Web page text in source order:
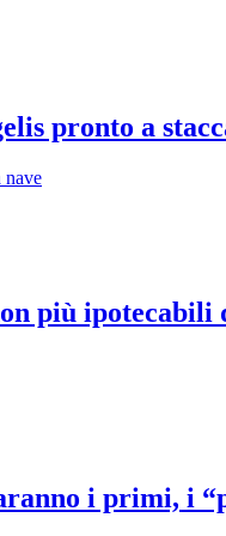
pronto a
nave
più ipotecabili
i primi, i